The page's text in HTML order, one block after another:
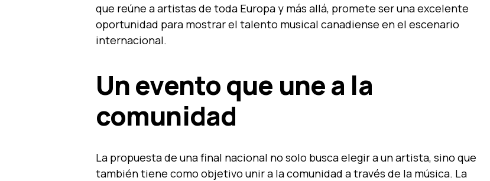
que reúne a artistas de toda Europa y más allá, promete ser una excelente
oportunidad para mostrar el talento musical canadiense en el escenario
internacional.
Un evento que une a la
comunidad
La propuesta de una final nacional no solo busca elegir a un artista, sino que
también tiene como objetivo unir a la comunidad a través de la música. La